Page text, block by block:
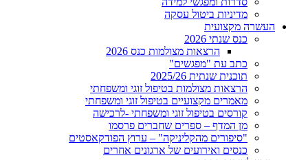
מדיניות ביטול עסקה
מקצועית
כנס שנתי 2026
הרצאות מצולמות כנס 2026
כתב עת "מפגשים"
תוכנית שנתית 2025/26
הרצאות מצולמות בטיפול זוגי ומשפחתי
מאמרים מקצועיים בטיפול זוגי ומשפחתי
קורסים בטיפול זוגי ומשפחתי -לרכישה
מן המדף – ספרים שחברים פרסמו
"סיפורים מהקליניקה" – ערוץ הפודקאסטים
כנסים ואירועים של ארגונים אחרים